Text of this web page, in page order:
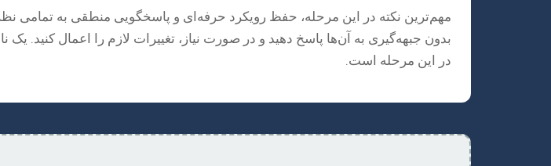
مهم‌ترین نکته در این مرحله، حفظ رویکرد حرفه‌ای و پاسخگویی منطقی به تمامی
در این مرحله است.